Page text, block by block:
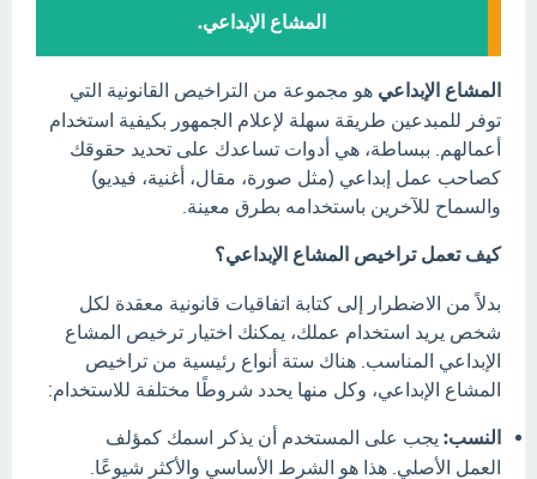
المشاع الإبداعي.
المشاع الإبداعي هو مجموعة من التراخيص القانونية التي
توفر للمبدعين طريقة سهلة لإعلام الجمهور بكيفية استخدام
أعمالهم. ببساطة، هي أدوات تساعدك على تحديد حقوقك
كصاحب عمل إبداعي (مثل صورة، مقال، أغنية، فيديو)
والسماح للآخرين باستخدامه بطرق معينة.
كيف تعمل تراخيص المشاع الإبداعي؟
بدلاً من الاضطرار إلى كتابة اتفاقيات قانونية معقدة لكل
شخص يريد استخدام عملك، يمكنك اختيار ترخيص المشاع
الإبداعي المناسب. هناك ستة أنواع رئيسية من تراخيص
المشاع الإبداعي، وكل منها يحدد شروطًا مختلفة للاستخدام:
النسب: يجب على المستخدم أن يذكر اسمك كمؤلف
العمل الأصلي. هذا هو الشرط الأساسي والأكثر شيوعًا.